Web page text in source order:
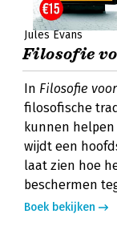
Jules Evans
Filosofie
In Filosofie
filosofische
kunnen
wijdt een
laat zien hoe
beschermen
Boek bekijken